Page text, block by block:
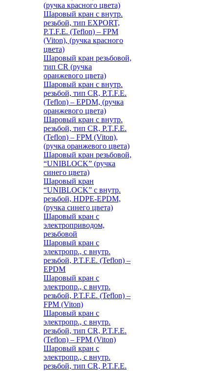
(ручка красного цвета)
Шаровый кран с внутр.
резьбой, тип EXPORT,
P.T.F.E. (Teflon) – FPM
(Viton), (ручка красного
цвета)
Шаровый кран резьбовой,
тип CR (ручка
оранжевого цвета)
Шаровый кран с внутр.
резьбой, тип CR, P.T.F.E.
(Teflon) – EPDM, (ручка
оранжевого цвета)
Шаровый кран с внутр.
резьбой, тип CR, P.T.F.E.
(Teflon) – FPM (Viton),
(ручка оранжевого цвета)
Шаровый кран резьбовой,
“UNIBLOCK” (ручка
синего цвета)
Шаровый кран
“UNIBLOCK” с внутр.
резьбой, HDPE-EPDM,
(ручка синего цвета)
Шаровый кран с
электроприводом,
резьбовой
Шаровый кран с
электропр., с внутр.
резьбой, P.T.F.E. (Teflon) –
EPDM
Шаровый кран с
электропр., с внутр.
резьбой, P.T.F.E. (Teflon) –
FPM (Viton)
Шаровый кран с
электропр., с внутр.
резьбой, тип CR, P.T.F.E.
(Teflon) – FPM (Viton)
Шаровый кран с
электропр., с внутр.
резьбой, тип CR, P.T.F.E.